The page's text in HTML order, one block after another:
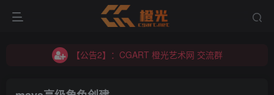
【公告2】：CGART 橙光艺术网 交流群
【公告2】：CGART 橙光艺术网 交流群